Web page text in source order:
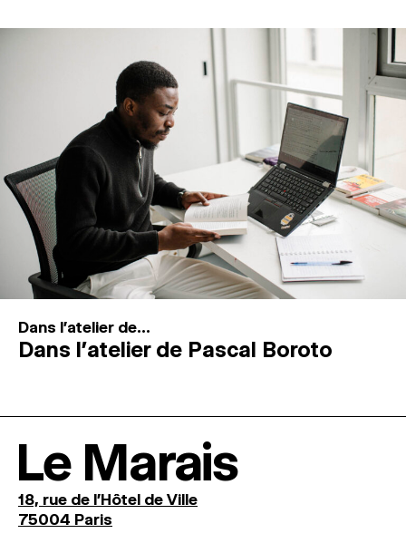
Dans l'atelier de...
Dans l’atelier de Pascal Boroto
Le Marais
18, rue de l'Hôtel de Ville
75004 Paris